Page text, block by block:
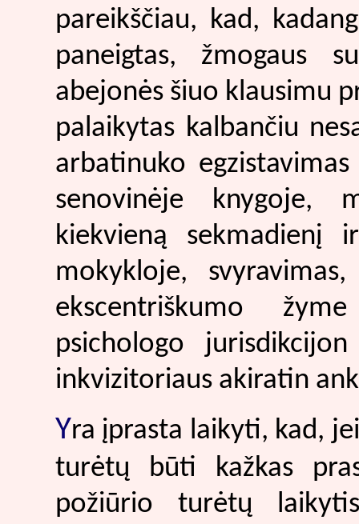
pareikščiau, kad,
paneigtas, žmogaus
abejonės šiuo klausimu
palaikytas kalbančiu
arbatinuko
senovinėje knygoje,
kiekvieną sekmadienį
mokykloje,
ekscentriškumo
psichologo
inkvizitoriaus akiratin
Yra įprasta laikyti, kad,
turėtų būti kažkas
požiūrio turėtų